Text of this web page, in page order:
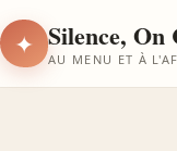
✦ Silence, On
AU MENU ET À